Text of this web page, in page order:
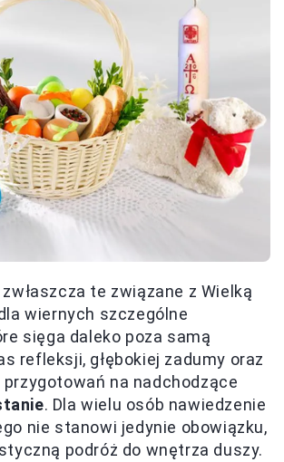
zwłaszcza te związane z Wielką
wiernych szczególne
sięga daleko poza samą
refleksji, głębokiej zadumy oraz
na nadchodzące
. Dla wielu osób nawiedzenie
nie stanowi jedynie obowiązku,
podróż do wnętrza duszy.